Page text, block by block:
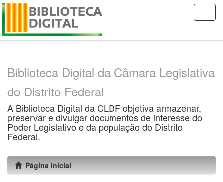
Skip
Biblioteca Digital da Câmara Legislativa
do Distrito Federal
A Biblioteca Digital da CLDF objetiva armazenar,
preservar e divulgar documentos de interesse do
Poder Legislativo e da população do Distrito
Federal.
Página inicial